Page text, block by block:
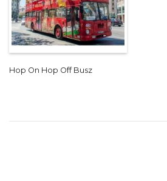
Hop On Hop Off Busz